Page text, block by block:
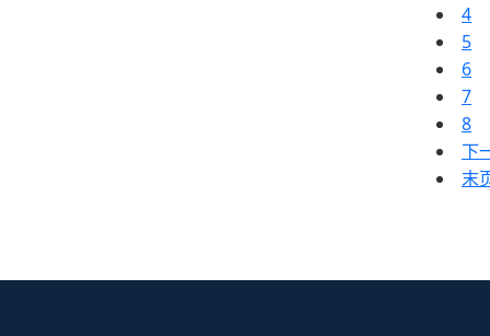
4
5
6
7
8
下
末